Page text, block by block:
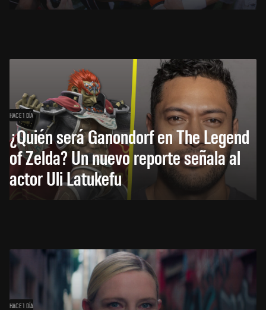
HACE 1 DÍA
¿Quién será Ganondorf en The Legend
of Zelda? Un nuevo reporte señala al
actor Uli Latukefu
HACE 1 DÍA